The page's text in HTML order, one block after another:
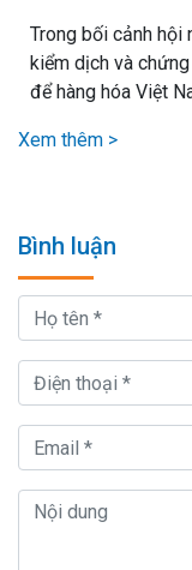
Trong bối cảnh hội
kiểm dịch và
để hàng hóa Việt
tôi cam kết mang
Xem thêm >
Bình luận